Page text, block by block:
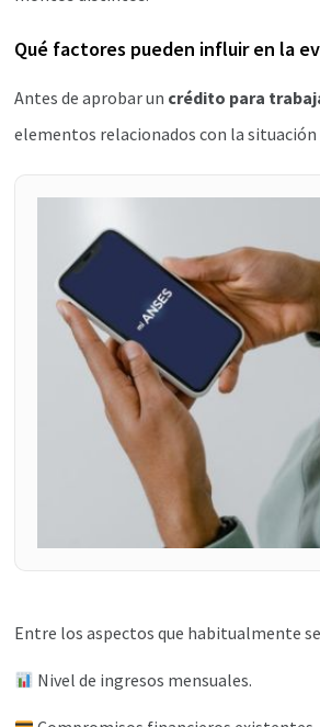
Qué factores pueden influir en la
Antes de aprobar un crédito para
elementos relacionados con la
Entre los aspectos que habitualmente
Nivel de ingresos mensuales.